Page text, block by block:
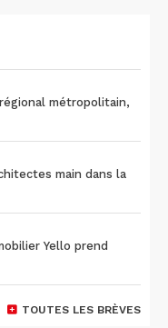
métropolitain,
main dans la
Yello prend
TOUTES LES BRÈVES